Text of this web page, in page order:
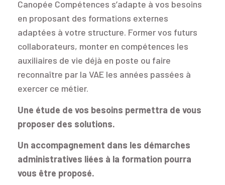
Canopée Compétences s’adapte à vos besoins
en proposant des formations externes
adaptées à votre structure. Former vos futurs
collaborateurs, monter en compétences les
auxiliaires de vie déjà en poste ou faire
reconnaître par la VAE les années passées à
exercer ce métier.
Une étude de vos besoins permettra de vous
proposer des solutions.
Un accompagnement dans les démarches
administratives liées à la formation pourra
vous être proposé.